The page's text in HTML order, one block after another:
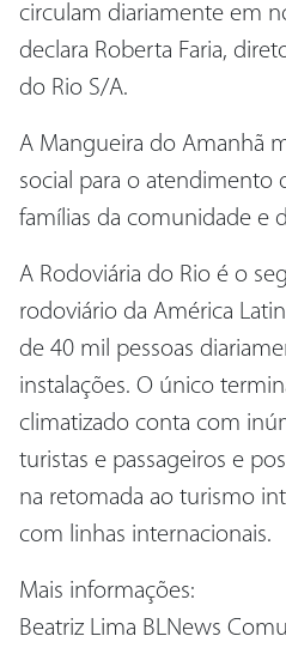
circulam diariamente em
declara Roberta Faria,
do Rio S/A.
A Mangueira do Amanhã
social para o atendimento
famílias da comunidade e
A Rodoviária do Rio é o
rodoviário da América
de 40 mil pessoas
instalações. O único
climatizado conta com
turistas e passageiros e
na retomada ao turismo
com linhas internacionais.
Mais informações:
Beatriz Lima BLNews